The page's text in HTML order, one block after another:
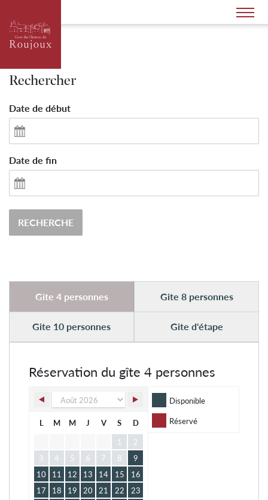
Rechercher
Date de début
Date de fin
RECHERCHE
Gite 4 personnes Gite 8 personnes
Gite 10 personnes Gite d'étape
Réservation du gîte 4 personnes
Disponible
Réservé
L M M J V S
D
1
2
3
4 5 6 7 8
9
10 11 12 13 14 15
16
17
18 19 20 21 22
23